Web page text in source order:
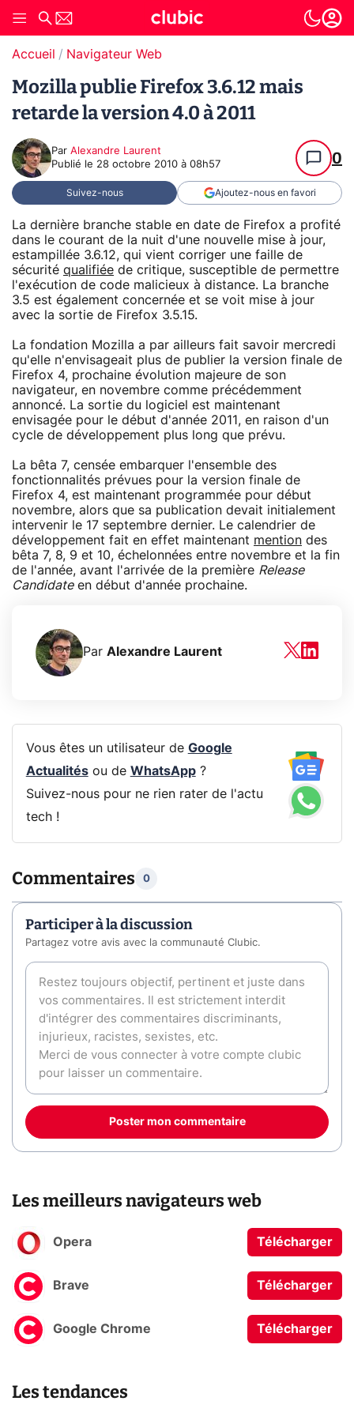
Accueil Navigateur Web
Mozilla publie Firefox 3.6.12 mais
retarde la version 4.0 à 2011
Par Alexandre Laurent
Publié le 28 octobre 2010 à 08h57 0
Suivez-nous Ajoutez-nous en favori
La dernière branche stable en date de Firefox a profité
dans le courant de la nuit d'une nouvelle mise à jour,
estampillée 3.6.12, qui vient corriger une faille de
sécurité qualifiée de critique, susceptible de permettre
l'exécution de code malicieux à distance. La branche
3.5 est également concernée et se voit mise à jour
avec la sortie de Firefox 3.5.15.
La fondation Mozilla a par ailleurs fait savoir mercredi
qu'elle n'envisageait plus de publier la version finale de
Firefox 4, prochaine évolution majeure de son
navigateur, en novembre comme précédemment
annoncé. La sortie du logiciel est maintenant
envisagée pour le début d'année 2011, en raison d'un
cycle de développement plus long que prévu.
La bêta 7, censée embarquer l'ensemble des
fonctionnalités prévues pour la version finale de
Firefox 4, est maintenant programmée pour début
novembre, alors que sa publication devait initialement
intervenir le 17 septembre dernier. Le calendrier de
développement fait en effet maintenant mention des
bêta 7, 8, 9 et 10, échelonnées entre novembre et la fin
de l'année, avant l'arrivée de la première Release
Candidateen début d'année prochaine.
Par Alexandre Laurent
Vous êtes un utilisateur de Google
Actualitésou de WhatsApp?
Suivez-nous pour ne rien rater de l'actu
tech !
Commentaires 0
Participer à la discussion
Partagez votre avis avec la communauté Clubic.
Poster mon commentaire
Les meilleurs navigateurs web
Opera Télécharger
Brave Télécharger
Google Chrome Télécharger
Les tendances